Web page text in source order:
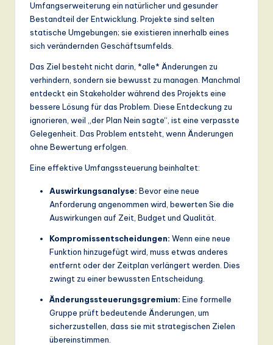
Umfangserweiterung ein natürlicher und gesunder
Bestandteil der Entwicklung. Projekte sind selten
statische Umgebungen; sie existieren innerhalb eines
sich verändernden Geschäftsumfelds.
Das Ziel besteht nicht darin, *alle* Änderungen zu
verhindern, sondern sie bewusst zu managen. Manchmal
entdeckt ein Stakeholder während des Projekts eine
bessere Lösung für das Problem. Diese Entdeckung zu
ignorieren, weil „der Plan Nein sagte“, ist eine verpasste
Gelegenheit. Das Problem entsteht, wenn Änderungen
ohne Bewertung erfolgen.
Eine effektive Umfangssteuerung beinhaltet:
Auswirkungsanalyse: Bevor eine neue
Anforderung angenommen wird, bewerten Sie die
Auswirkungen auf Zeit, Budget und Qualität.
Kompromissentscheidungen: Wenn eine neue
Funktion hinzugefügt wird, muss etwas anderes
entfernt oder der Zeitplan verlängert werden. Dies
zwingt zu einer bewussten Entscheidung.
Änderungssteuerungsgremium: Eine formelle
Gruppe prüft bedeutende Änderungen, um
sicherzustellen, dass sie mit strategischen Zielen
übereinstimmen.